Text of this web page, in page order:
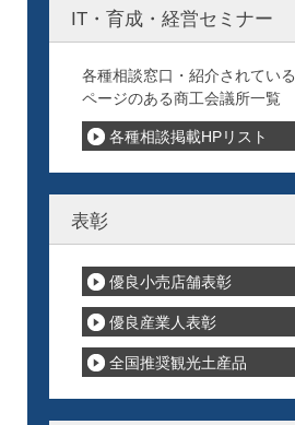
IT・育成・経営セミナー
各種相談窓口・紹介されている
ページのある商工会議所一覧
各種相談掲載HPリスト
表彰
優良小売店舗表彰
優良産業人表彰
全国推奨観光土産品